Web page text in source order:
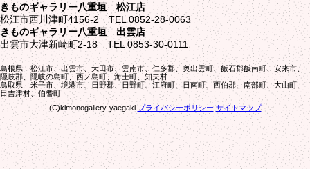
きものギャラリー八重垣 松江店
松江市西川津町4156-2 TEL 0852-28-0063
きものギャラリー八重垣 出雲店
出雲市大津新崎町2-18 TEL 0853-30-0111
島根県 松江市、出雲市、大田市、雲南市、仁多郡、奥出雲町、飯石郡飯南町、安来市、
隠岐郡、隠岐の島町、西ノ島町、海士町、知夫村
鳥取県 米子市、境港市、日野郡、日野町、江府町、日南町、西伯郡、南部町、大山町、
日吉津村、伯耆町
(C)kimonogallery-yaegaki.プライバシーポリシー サイトマップ